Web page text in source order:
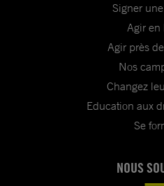
Signer
Agir en
Agir près
Nos
Changez
Education aux
Se
NOUS